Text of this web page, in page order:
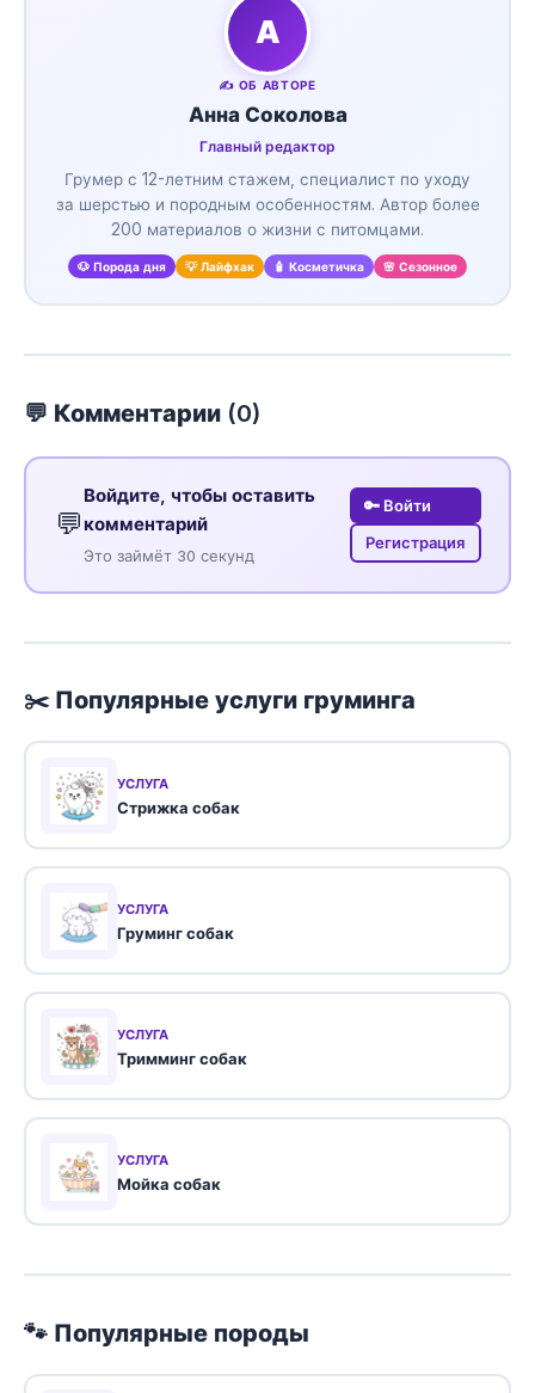
А
✍️ ОБ АВТОРЕ
Анна Соколова
Главный редактор
Грумер с 12-летним стажем, специалист по уходу
за шерстью и породным особенностям. Автор более
200 материалов о жизни с питомцами.
🐶 Порода дня 💡 Лайфхак 🧴 Косметичка 🌸 Сезонное
💬 Комментарии (0)
💬
Войдите, чтобы оставить
комментарий
Это займёт 30 секунд
🔑 Войти
Регистрация
✂️ Популярные услуги груминга
УСЛУГА
Стрижка собак
УСЛУГА
Груминг собак
УСЛУГА
Тримминг собак
УСЛУГА
Мойка собак
🐾 Популярные породы